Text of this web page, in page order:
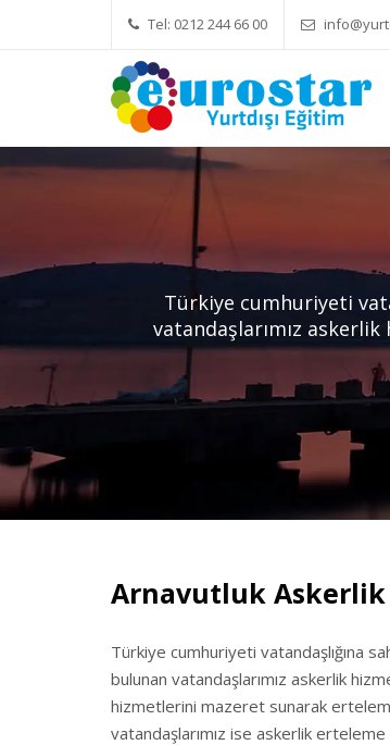
Tel: 0212 244 66 00Yök Denkliği Önemli
Türkiye cumhuriyeti
vatandaşlarımız
Arnavutluk Askerlik
Türkiye cumhuriyeti vatandaşlığına
bulunan vatandaşlarımız askerlik
hizmetlerini mazeret sunarak
vatandaşlarımız ise askerlik erteleme